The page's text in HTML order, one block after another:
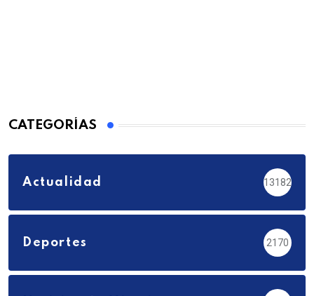
CATEGORÍAS
Actualidad 13182
Deportes 2170